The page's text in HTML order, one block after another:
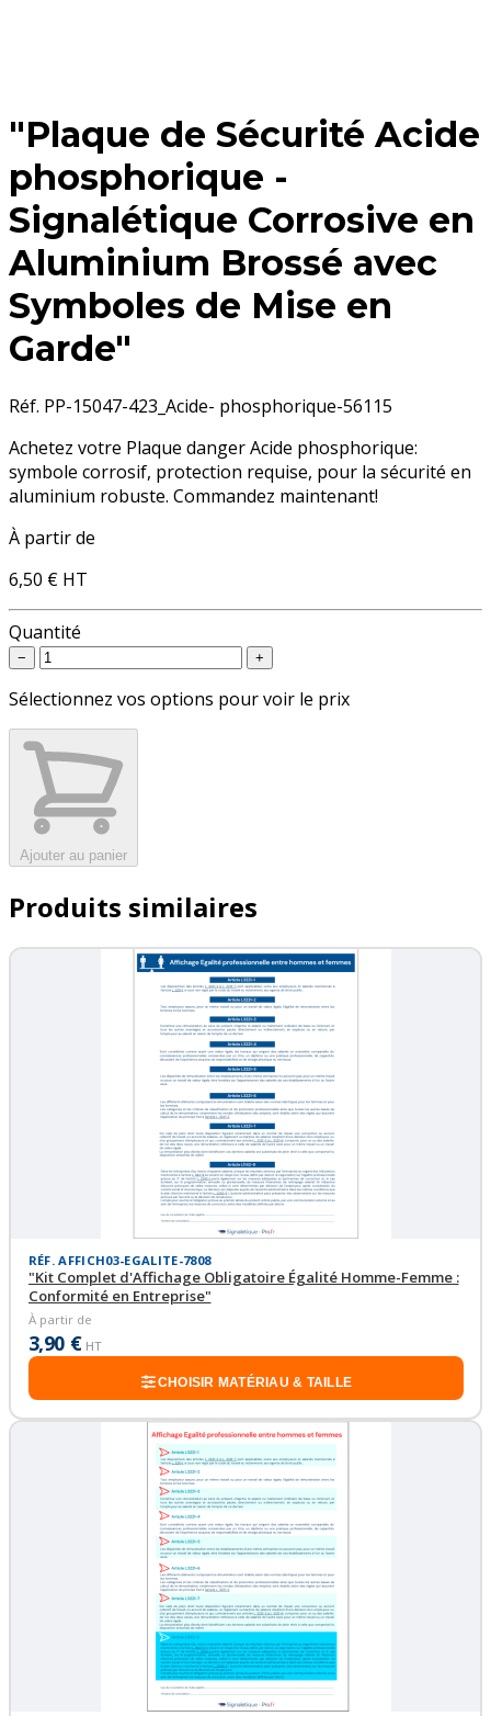
"Plaque de Sécurité Acide
phosphorique -
Signalétique Corrosive en
Aluminium Brossé avec
Symboles de Mise en
Garde"
Réf. PP-15047-423_Acide- phosphorique-56115
Achetez votre Plaque danger Acide phosphorique:
symbole corrosif, protection requise, pour la sécurité en
aluminium robuste. Commandez maintenant!
À partir de
6,50 € HT
Quantité
− +
Sélectionnez vos options pour voir le prix
Ajouter au panier
Produits similaires
RÉF. AFFICH03-EGALITE-7808
"Kit Complet d'Affichage Obligatoire Égalité Homme-Femme :
Conformité en Entreprise"
À partir de
3,90 € HT
CHOISIR MATÉRIAU & TAILLE